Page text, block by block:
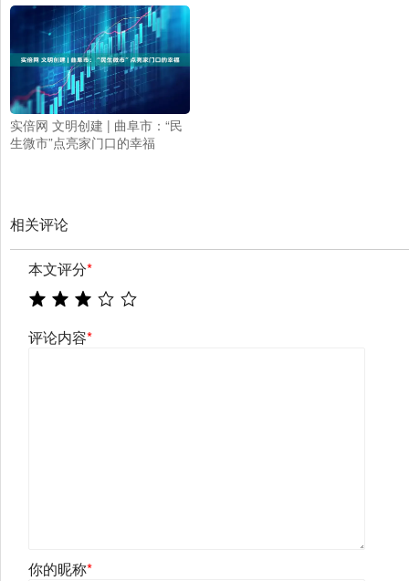
实倍网 文明创建 | 曲阜市：“民
生微市”点亮家门口的幸福
相关评论
本文评分*
评论内容*
你的昵称*